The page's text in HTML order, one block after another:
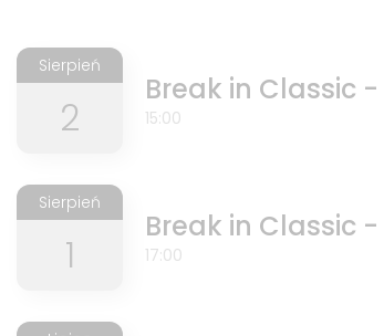
Sierpień
2
Break in Classic -
15:00
Sierpień
1
Break in Classic -
17:00